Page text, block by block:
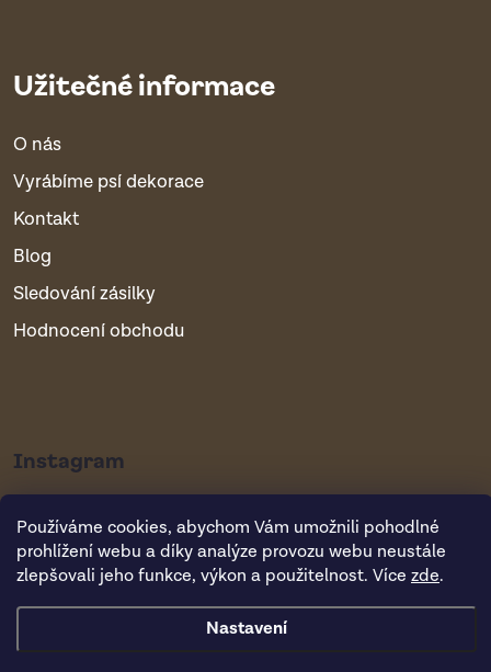
Používáme cookies, abychom Vám umožnili pohodlné
prohlížení webu a díky analýze provozu webu neustále
zlepšovali jeho funkce, výkon a použitelnost. Více zde.
Nastavení
Užitečné informace
O nás
Vyrábíme psí dekorace
Kontakt
Blog
Sledování zásilky
Hodnocení obchodu
Instagram